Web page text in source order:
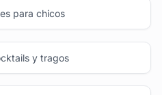
para chicos
y tragos